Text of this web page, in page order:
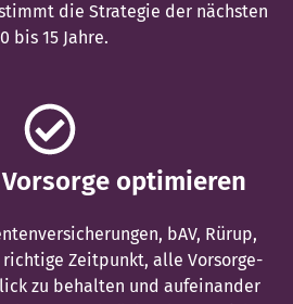
die Strategie der nächsten
bis 15 Jahre.
optimieren
bAV, Rürup,
Zeitpunkt, alle Vorsorge-
zu behalten und aufeinander